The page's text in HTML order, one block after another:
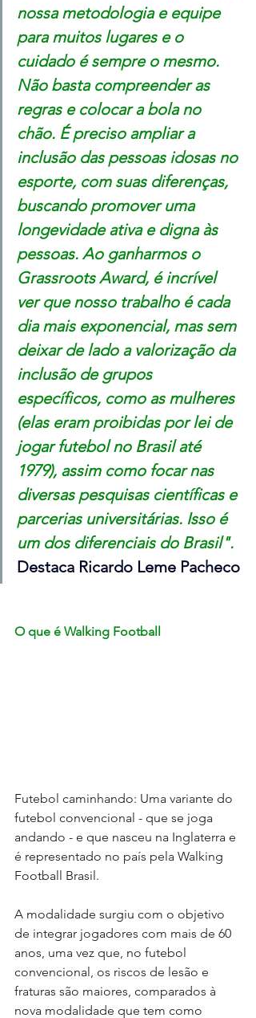
nossa metodologia e equipe
para muitos lugares e o
cuidado é sempre o mesmo.
Não basta compreender as
regras e colocar a bola no
chão. É preciso ampliar a
inclusão das pessoas idosas no
esporte, com suas diferenças,
buscando promover uma
longevidade ativa e digna às
pessoas. Ao ganharmos o
Grassroots Award, é incrível
ver que nosso trabalho é cada
dia mais exponencial, mas sem
deixar de lado a valorização da
inclusão de grupos
específicos, como as mulheres
(elas eram proibidas por lei de
jogar futebol no Brasil até
1979), assim como focar nas
diversas pesquisas científicas e
parcerias universitárias. Isso é
um dos diferenciais do Brasil".
Destaca Ricardo Leme Pacheco
O que é Walking Football
Futebol caminhando: Uma variante do
futebol convencional - que se joga
andando - e que nasceu na Inglaterra e
é representado no país pela Walking
Football Brasil.
A modalidade surgiu com o objetivo
de integrar jogadores com mais de 60
anos, uma vez que, no futebol
convencional, os riscos de lesão e
fraturas são maiores, comparados à
nova modalidade que tem como